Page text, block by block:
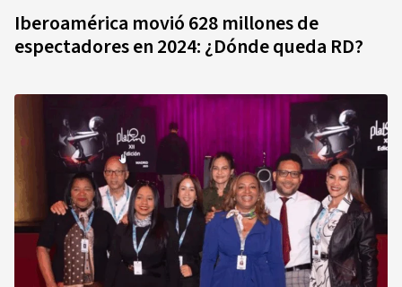
Iberoamérica movió 628 millones de
espectadores en 2024: ¿Dónde queda RD?